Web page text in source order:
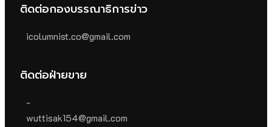
ติดต่อกองบรรณาธิการข่าว
icolumnist.co@gmail.com
ติดต่อฝ่ายขาย
-
wuttisak154@gmail.com